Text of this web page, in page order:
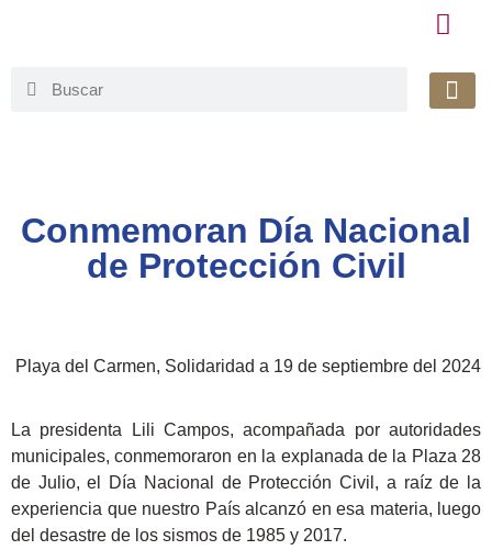
Conmemoran Día Nacional
de Protección Civil
Playa del Carmen, Solidaridad a 19 de septiembre del 2024
La presidenta Lili Campos, acompañada por autoridades
municipales, conmemoraron en la explanada de la Plaza 28
de Julio, el Día Nacional de Protección Civil, a raíz de la
experiencia que nuestro País alcanzó en esa materia, luego
del desastre de los sismos de 1985 y 2017.